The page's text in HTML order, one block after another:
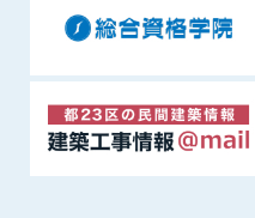
に第三者に提供すること
恐れのあるものは、会員の
(1) 登録されている情報が、
と管理者が、判断した場